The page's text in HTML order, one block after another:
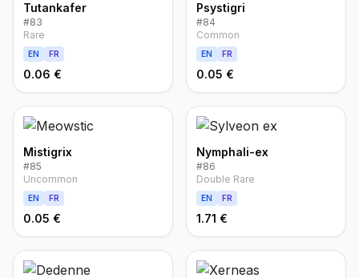
Tutankafer
#83
Rare
EN FR
0.06 €
Psystigri
#84
Common
EN FR
0.05 €
Mistigrix
#85
Uncommon
EN FR
0.05 €
Nymphali-ex
#86
Double Rare
EN FR
1.71 €